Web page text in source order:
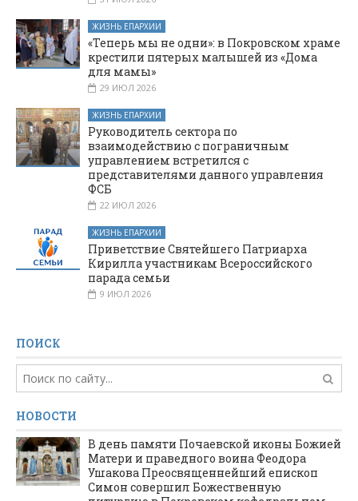
ЖИЗНЬ ЕПАРХИИ
«Теперь мы не одни»: в Покровском храме
крестили пятерых малышей из «Дома
для мамы»
29 ИЮЛ 2026
ЖИЗНЬ ЕПАРХИИ
Руководитель сектора по
взаимодействию с пограничным
управлением встретился с
представителями данного управления
ФСБ
22 ИЮЛ 2026
ЖИЗНЬ ЕПАРХИИ
Приветствие Святейшего Патриарха
Кирилла участникам Всероссийского
парада семьи
9 ИЮЛ 2026
ПОИСК
НОВОСТИ
В день памяти Почаевской иконы Божией
Матери и праведного воина Феодора
Ушакова Преосвященнейший епископ
Симон совершил Божественную